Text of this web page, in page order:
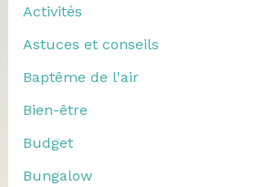
Activités
Astuces et conseils
Baptême de l'air
Bien-être
Budget
Bungalow